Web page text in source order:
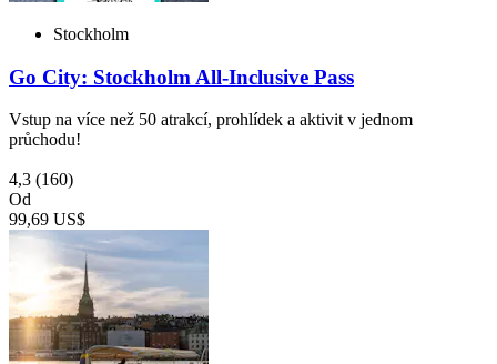
Stockholm
Go City: Stockholm All-Inclusive Pass
Vstup na více než 50 atrakcí, prohlídek a aktivit v jednom
průchodu!
4,3 (160)
Od
99,69 US$